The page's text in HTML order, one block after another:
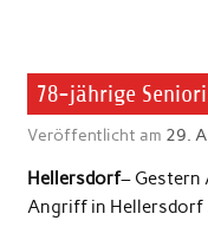
78-jährige
Veröffentlicht am 29.
Hellersdorf– Gestern
Angriff in Hellersdorf